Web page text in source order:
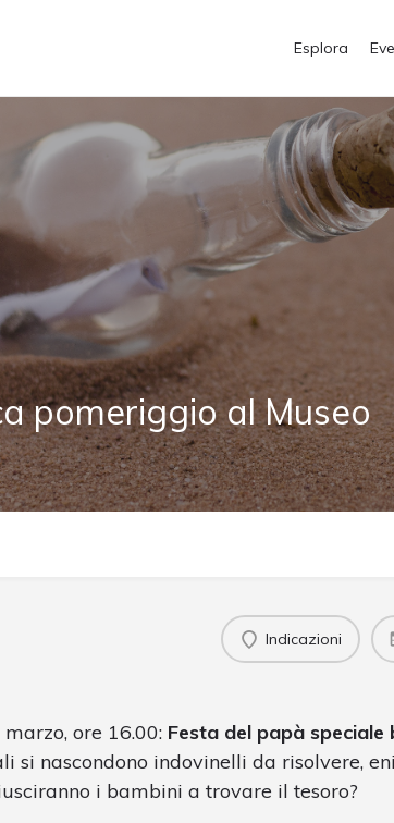
Esplora
pomeriggio al Museo
Indicazioni
ore 16.00: Festa del papà speciale
si nascondono indovinelli da risolvere,
i bambini a trovare il tesoro?